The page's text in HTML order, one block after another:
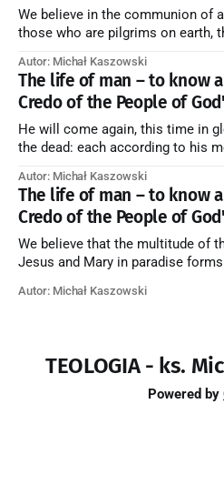
We believe in the communion of
those who are pilgrims on earth,
forming one Church; and we
the merciful love of God and His
Autor: Michał Kaszowski
The life of man – to know
Credo of the People of
He will come again, this time in
the dead: each according to his
those who have refused them to
is not
Autor: Michał Kaszowski
The life of man – to know
Credo of the People of
We believe that the multitude of
Jesus and Mary in paradise
they also, in different degrees,
Autor: Michał Kaszowski
TEOLOGIA - ks.
Powered by